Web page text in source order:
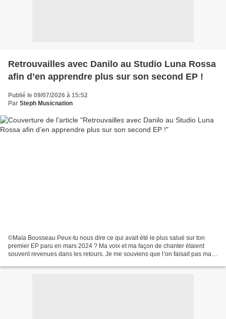
Retrouvailles avec Danilo au Studio Luna Rossa
afin d’en apprendre plus sur son second EP !
Publié le 09/07/2026 à 15:52
Par Steph Musicnation
©Maïa Bousseau Peux-tu nous dire ce qui avait été le plus salué sur ton
premier EP paru en mars 2024 ? Ma voix et ma façon de chanter étaient
souvent revenues dans les retours. Je me souviens que l’on faisait pas mal